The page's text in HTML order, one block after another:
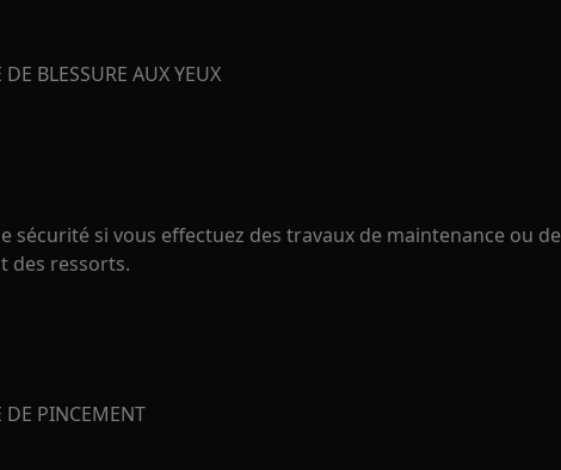
DE BLESSURE AUX YEUX
sécurité si vous effectuez des travaux de maintenance ou de
des ressorts.
DE PINCEMENT